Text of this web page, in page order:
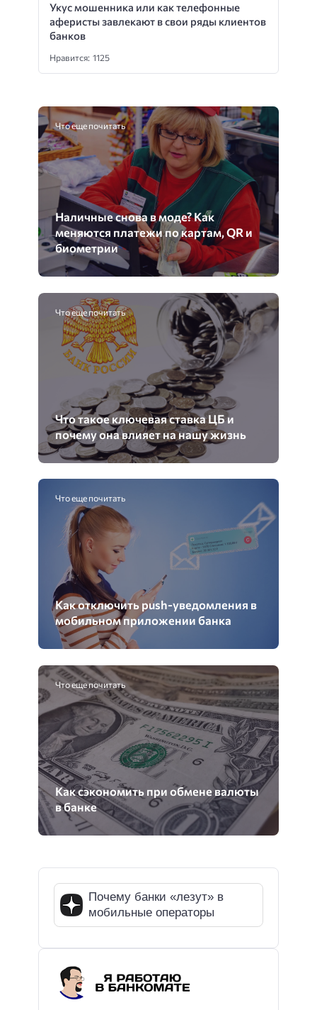
Укус мошенника или как телефонные
аферисты завлекают в свои ряды клиентов
банков
Нравится: 1125
Что еще почитать
Наличные снова в моде? Как
меняются платежи по картам, QR и
биометрии
Что еще почитать
Что такое ключевая ставка ЦБ и
почему она влияет на нашу жизнь
Что еще почитать
Как отключить push-уведомления в
мобильном приложении банка
Что еще почитать
Как сэкономить при обмене валюты
в банке
Почему банки «лезут» в
мобильные операторы